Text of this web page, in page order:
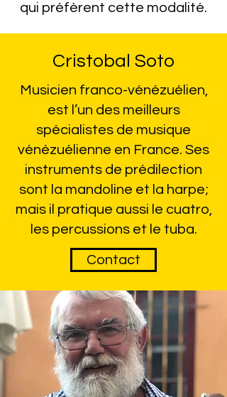
qui préfèrent cette modalité.
Cristobal Soto
Musicien franco-vénézuélien,
est l’un des meilleurs
spécialistes de musique
vénézuélienne en France. Ses
instruments de prédilection
sont la mandoline et la harpe;
mais il pratique aussi le cuatro,
les percussions et le tuba.
Contact